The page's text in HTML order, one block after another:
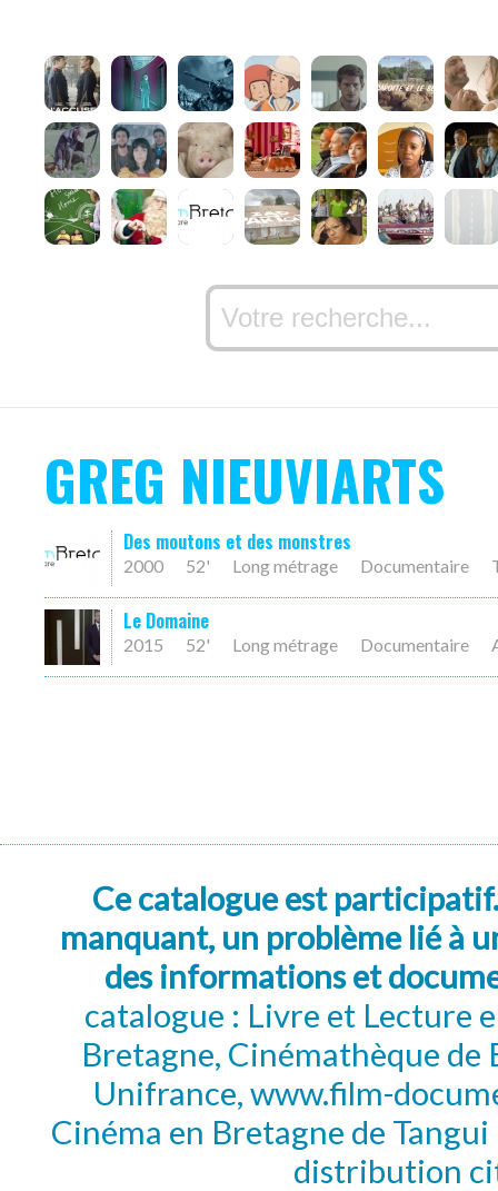
GREG NIEUVIARTS
Des moutons et des monstres
2000 52' Long métrage Documentaire
Le Domaine
2015 52' Long métrage Documentaire
Ce catalogue est
manquant, un problème lié à
des informations et
catalogue : Livre et Lecture
Bretagne, Cinémathèque de
Unifrance, www.film-
Cinéma en Bretagne de
distribution